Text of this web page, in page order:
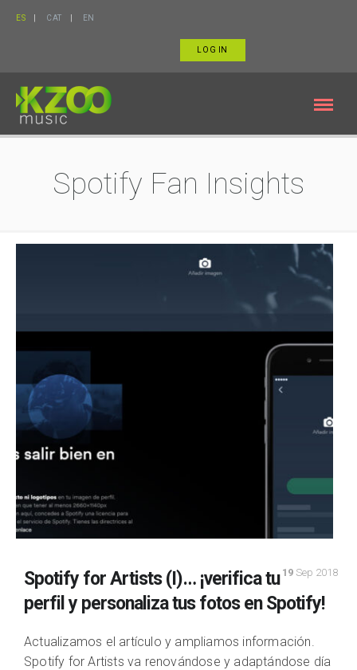
ES CAT EN
LOG IN
Spotify Fan Insights
19 Sep 2018
Spotify for Artists (I)… ¡verifica tu
perfil y personaliza tus fotos en Spotify!
Actualizamos el artículo y ampliamos información.
Spotify for Artists va renovándose y adaptándose día